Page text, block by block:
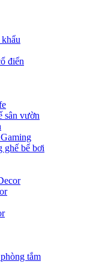
điển
sân vườn
ghế bể bơi
tắm